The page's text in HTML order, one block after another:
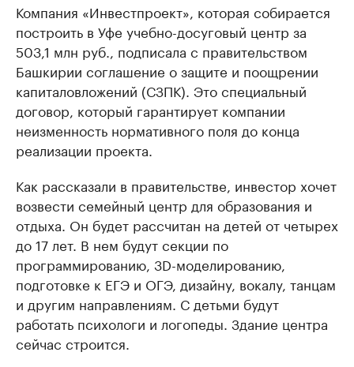
Компания «Инвестпроект», которая собирается
построить в Уфе учебно-досуговый центр за
503,1 млн руб., подписала с правительством
Башкирии соглашение о защите и поощрении
капиталовложений (СЗПК). Это специальный
договор, который гарантирует компании
неизменность нормативного поля до конца
реализации проекта.
Как рассказали в правительстве, инвестор хочет
возвести семейный центр для образования и
отдыха. Он будет рассчитан на детей от четырех
до 17 лет. В нем будут секции по
программированию, 3D-моделированию,
подготовке к ЕГЭ и ОГЭ, дизайну, вокалу, танцам
и другим направлениям. С детьми будут
работать психологи и логопеды. Здание центра
сейчас строится.